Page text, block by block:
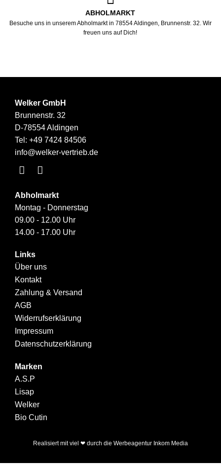
ABHOLMARKT
Besuche uns in unserem Abholmarkt in 78554 Aldingen, Brunnenstr. 32. Wir
freuen uns auf Dich!
Welker GmbH
Brunnenstr. 32
D-78554 Aldingen
Tel: +49 7424 84506
info@welker-vertrieb.de
Abholmarkt
Montag - Donnerstag
09.00 - 12.00 Uhr
14.00 - 17.00 Uhr
Links
Über uns
Kontakt
Zahlung & Versand
AGB
Widerrufserklärung
Impressum
Datenschutzerklärung
Marken
A.S.P
Lisap
Welker
Bio Cutin
Realisiert mit viel ❤ durch die Werbeagentur Inkom Media